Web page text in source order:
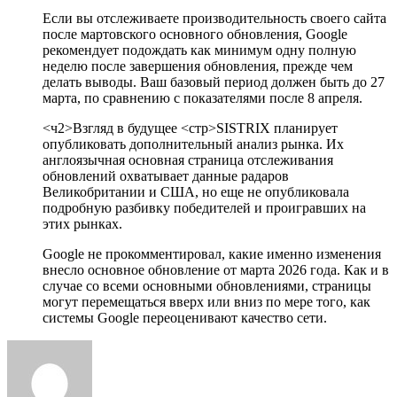
Если вы отслеживаете производительность своего сайта
после мартовского основного обновления, Google
рекомендует подождать как минимум одну полную
неделю после завершения обновления, прежде чем
делать выводы. Ваш базовый период должен быть до 27
марта, по сравнению с показателями после 8 апреля.
<ч2>Взгляд в будущее <стр>SISTRIX планирует
опубликовать дополнительный анализ рынка. Их
англоязычная основная страница отслеживания
обновлений охватывает данные радаров
Великобритании и США, но еще не опубликовала
подробную разбивку победителей и проигравших на
этих рынках.
Google не прокомментировал, какие именно изменения
внесло основное обновление от марта 2026 года. Как и в
случае со всеми основными обновлениями, страницы
могут перемещаться вверх или вниз по мере того, как
системы Google переоценивают качество сети.